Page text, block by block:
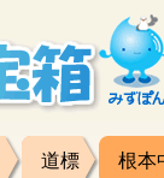
道標 根本